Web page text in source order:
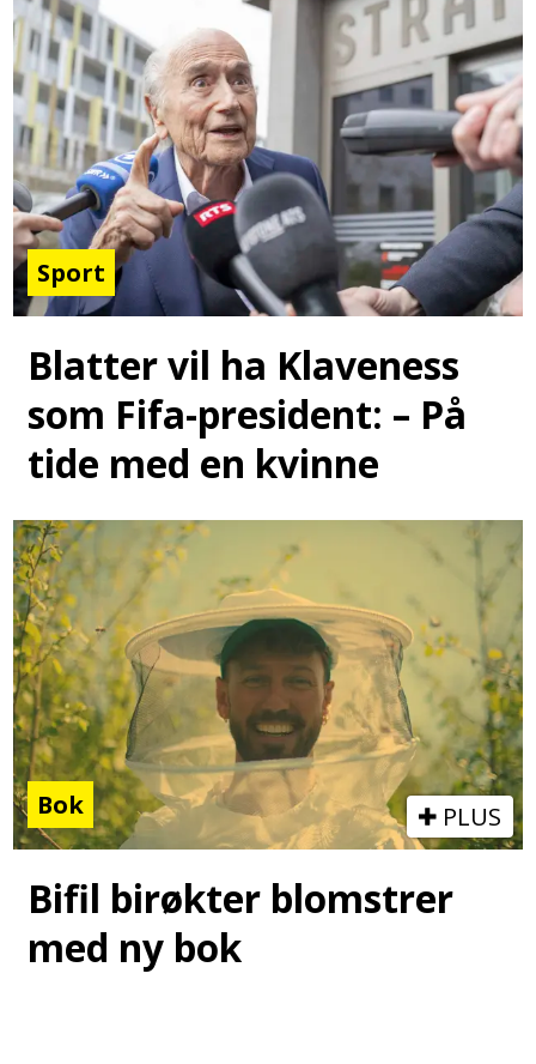
Sport
Blatter vil ha Klaveness
som Fifa-president: – På
tide med en kvinne
Bok PLUS
Bifil birøkter blomstrer
med ny bok